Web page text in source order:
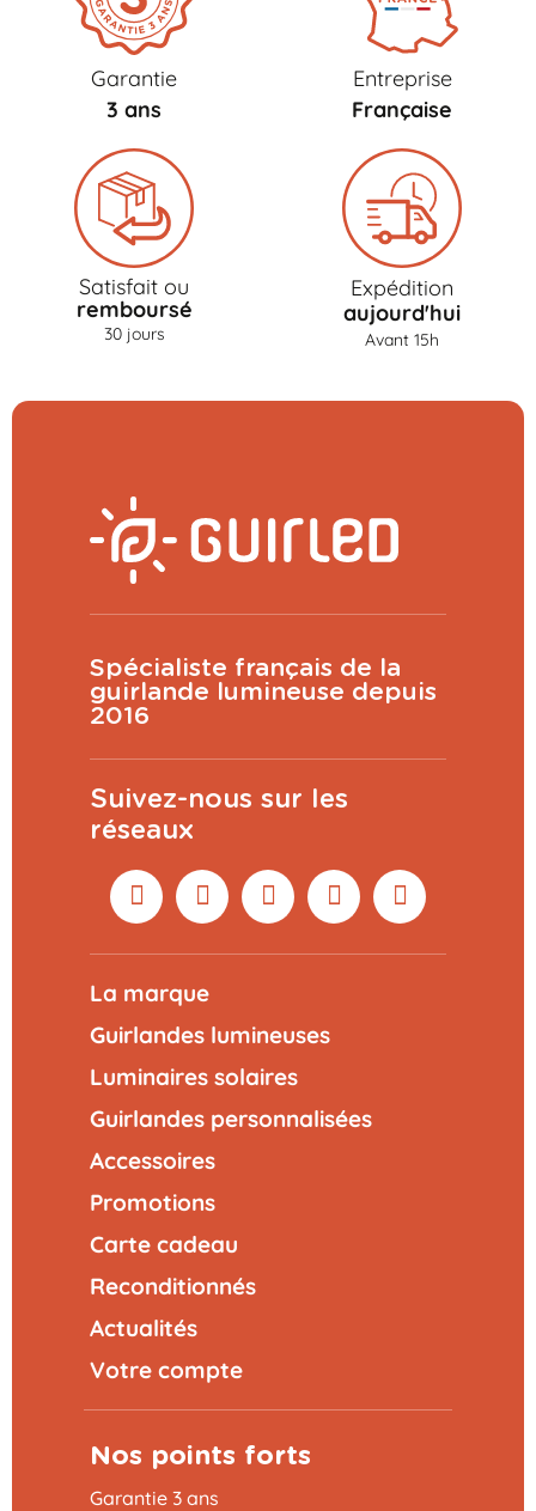
Garantie
3 ans
Entreprise
Française
Satisfait ou
remboursé
30 jours
Expédition
aujourd'hui
Avant 15h
Spécialiste français de la
guirlande lumineuse depuis
2016
Suivez-nous sur les
réseaux
La marque
Guirlandes lumineuses
Luminaires solaires
Guirlandes personnalisées
Accessoires
Promotions
Carte cadeau
Reconditionnés
Actualités
Votre compte
Nos points forts
Garantie 3 ans